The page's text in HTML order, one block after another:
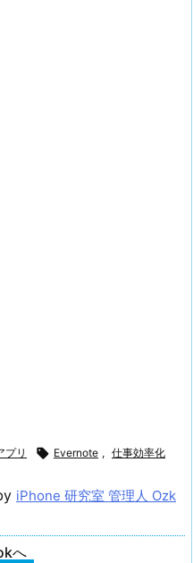
プリ  Evernote , 仕事効率化
iPhone 研究室 管理人 Ozk
へ